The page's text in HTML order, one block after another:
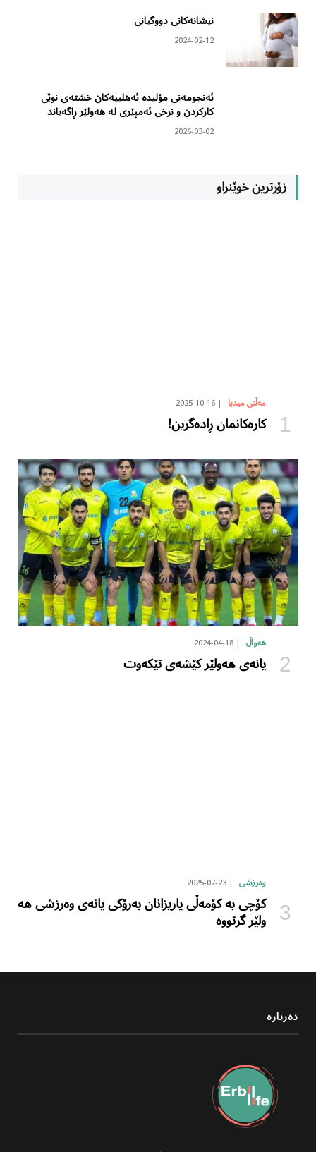
نیشانەکانی دووگیانی
2024-02-12
ئەنجومەنی مۆلیدە ئەهلییەکان خشتەی نوێی
کارکردن و نرخی ئەمپێری لە هەولێر ڕاگەیاند
2026-03-02
زۆرترین خوێنراو
مەڵتی میدیا 2025-10-16
کارەکانمان ڕادەگرین!
هەواڵ 2024-04-18
یانەی هەولێر کێشەی تێکەوت
وەرزشی 2025-07-23
کۆچی بە کۆمەڵی یاریزانان بەرۆکی یانەی وەرزشی هە
ولێر گرتووە
دەربارە